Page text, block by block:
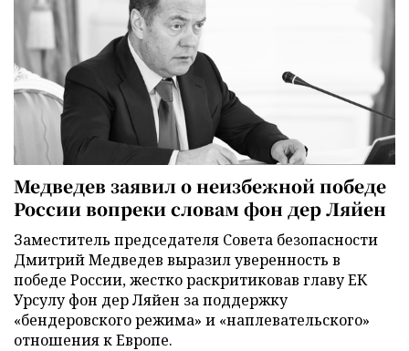
Медведев заявил о неизбежной победе
России вопреки словам фон дер Ляйен
Заместитель председателя Совета безопасности
Дмитрий Медведев выразил уверенность в
победе России, жестко раскритиковав главу ЕК
Урсулу фон дер Ляйен за поддержку
«бендеровского режима» и «наплевательского»
отношения к Европе.